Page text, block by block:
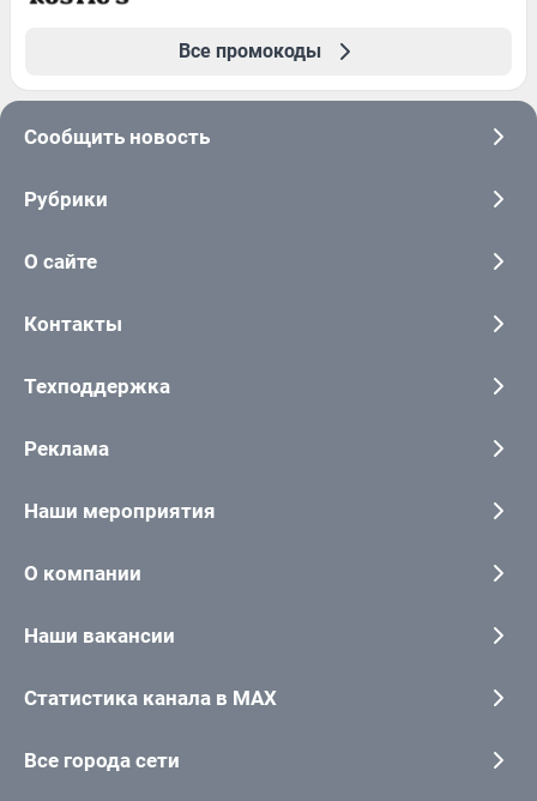
Все промокоды
Сообщить новость
Рубрики
О сайте
Контакты
Техподдержка
Реклама
Наши мероприятия
О компании
Наши вакансии
Статистика канала в MAX
Все города сети